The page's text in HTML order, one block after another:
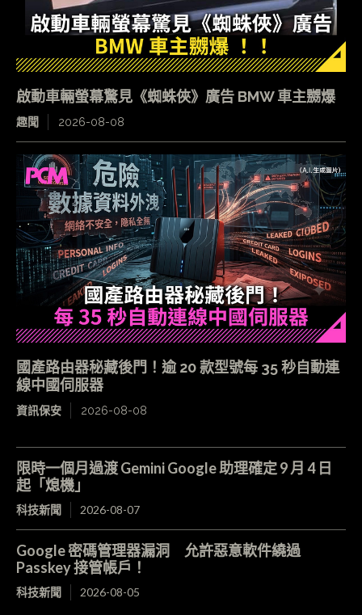
啟動車輛螢幕驚見《蜘蛛俠》廣告 BMW 車主嬲爆
趣聞 2026-08-08
國產路由器秘藏後門！逾 20 款型號每 35 秒自動連
線中國伺服器
資訊保安 2026-08-08
限時一個月過渡 Gemini Google 助理確定 9 月 4 日
起「熄機」
科技新聞 2026-08-07
Google 密碼管理器漏洞 允許惡意軟件繞過
Passkey 接管帳戶！
科技新聞 2026-08-05